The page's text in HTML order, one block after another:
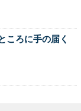
ころに手の届く